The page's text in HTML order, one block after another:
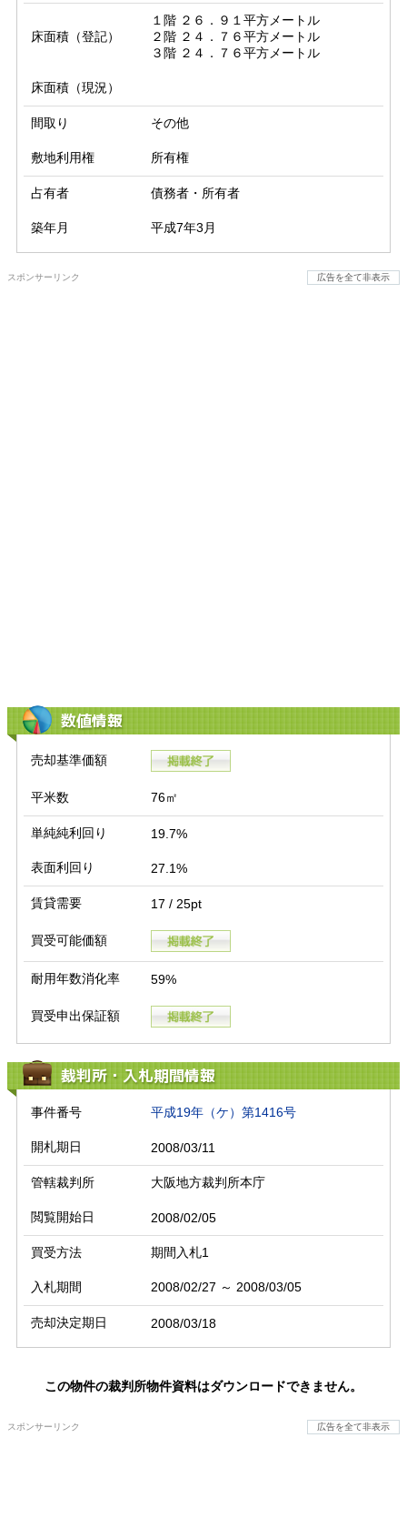
床面積（登記）
１階 ２６．９１平方メートル
２階 ２４．７６平方メートル
３階 ２４．７６平方メートル
床面積（現況）
間取り その他
敷地利用権 所有権
占有者 債務者・所有者
築年月 平成7年3月
スポンサーリンク 広告を全て非表示
数値情報
売却基準価額
平米数 76㎡
単純純利回り 19.7%
表面利回り 27.1%
賃貸需要 17 / 25pt
買受可能価額
耐用年数消化率 59%
買受申出保証額
裁判所・入札期間情報
事件番号 平成19年（ケ）第1416号
開札期日 2008/03/11
管轄裁判所 大阪地方裁判所本庁
閲覧開始日 2008/02/05
買受方法 期間入札1
入札期間 2008/02/27 ～ 2008/03/05
売却決定期日 2008/03/18
この物件の裁判所物件資料はダウンロードできません。
スポンサーリンク 広告を全て非表示